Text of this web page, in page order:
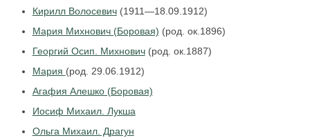
Кирилл Волосевич(1911—18.09.1912)
Мария Михнович (Боровая) (род. ок.1896)
Георгий Осип. Михнович(род. ок.1887)
Мария (род. 29.06.1912)
Агафия Алешко (Боровая)
Иосиф Михаил. Лукша
Ольга Михаил. Драгун